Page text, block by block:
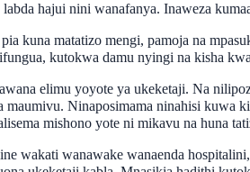
hajui nini wanafanya. Inaweza
kuna matatizo mengi, pamoja na
kutokwa damu nyingi na kisha
elimu yoyote ya ukeketaji. Na
maumivu. Ninaposimama ninahisi
mishono yote ni mikavu na huna
wakati wanawake wanaenda